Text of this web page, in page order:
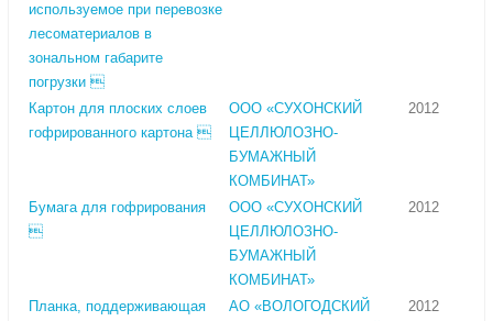
используемое при перевозке
лесоматериалов в
зональном габарите
погрузки 
Картон для плоских слоев
гофрированного картона 
ООО «СУХОНСКИЙ
ЦЕЛЛЮЛОЗНО-
БУМАЖНЫЙ
КОМБИНАТ»
2012
Бумага для гофрирования

ООО «СУХОНСКИЙ
ЦЕЛЛЮЛОЗНО-
БУМАЖНЫЙ
КОМБИНАТ»
2012
Планка, поддерживающая
АО «ВОЛОГОДСКИЙ
2012